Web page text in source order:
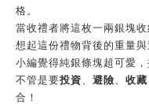
格。
當收禮者將這枚一兩銀塊
想起這份禮物背後的重量與
小編覺得純銀條塊超可愛
不管是要投資 避險 收藏
合！